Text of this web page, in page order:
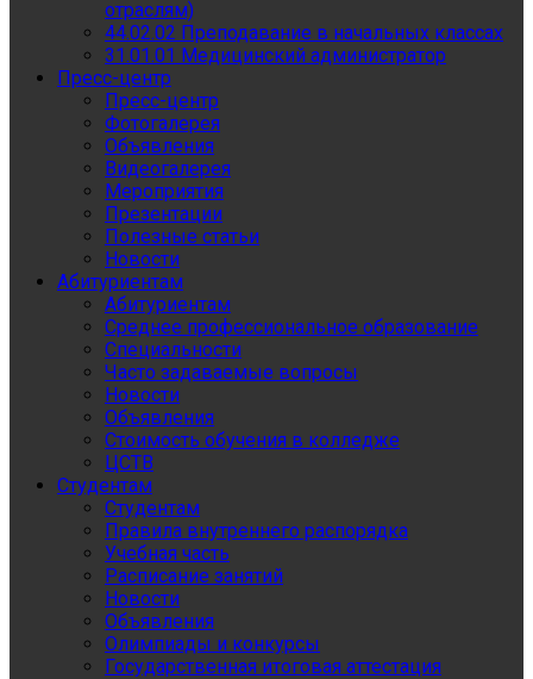
отраслям)
44.02.02 Преподавание в начальных классах
31.01.01 Медицинский администратор
Пресс-центр
Пресс-центр
Фотогалерея
Объявления
Видеогалерея
Мероприятия
Презентации
Полезные статьи
Новости
Абитуриентам
Абитуриентам
Среднее профессиональное образование
Специальности
Часто задаваемые вопросы
Новости
Объявления
Стоимость обучения в колледже
ЦСТВ
Студентам
Студентам
Правила внутреннего распорядка
Учебная часть
Расписание занятий
Новости
Объявления
Олимпиады и конкурсы
Государственная итоговая аттестация